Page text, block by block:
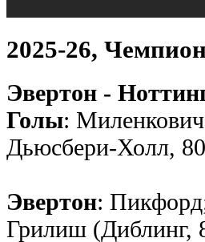
2025-26,
Эвертон -
Голы:
Дьюсбери-Холл,
Эвертон:
Грилиш (Диблинг,